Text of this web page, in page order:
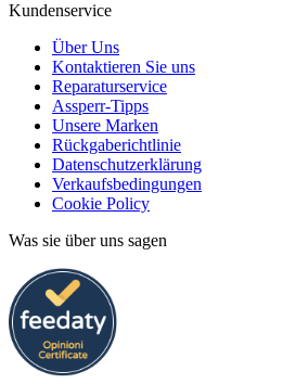
Kundenservice
Über Uns
Kontaktieren Sie uns
Reparaturservice
Assperr-Tipps
Unsere Marken
Rückgaberichtlinie
Datenschutzerklärung
Verkaufsbedingungen
Cookie Policy
Was sie über uns sagen